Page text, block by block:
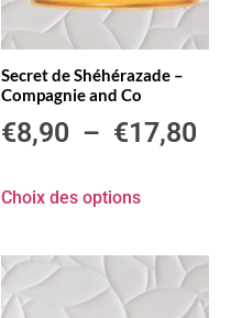
Secret de Shéhérazade –
Compagnie and Co
€8,90 – €17,80
Choix des options